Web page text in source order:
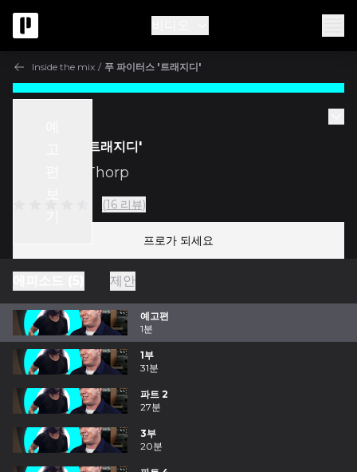
Inside the mix / 푸 파이터스 '트래지디'
푸 파이터스 '트래지디'
Darrell Thorp
(16 리뷰)
프로가 되세요
제안
예고편
1분
1부
31분
파트 2
27분
3부
20분